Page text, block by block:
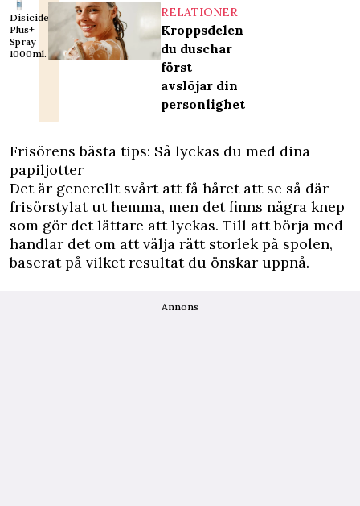
Disicide
Plus+
Spray
1000ml.
RELATIONER
Kroppsdelen
du duschar
först
avslöjar din
personlighet
Frisörens bästa tips: Så lyckas du med dina
papiljotter
Det är generellt svårt att få håret att se så där
frisörstylat ut hemma, men det finns några knep
som gör det lättare att lyckas. Till att börja med
handlar det om att välja rätt storlek på spolen,
baserat på vilket resultat du önskar uppnå.
Annons